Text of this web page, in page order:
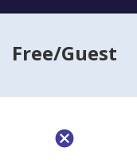
Free/Guest